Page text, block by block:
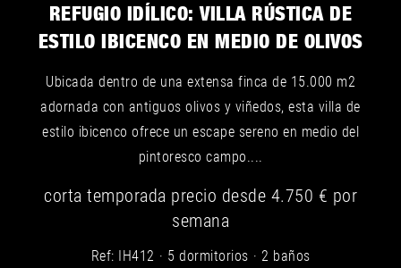
REFUGIO IDÍLICO: VILLA RÚSTICA DE
ESTILO IBICENCO EN MEDIO DE OLIVOS
Ubicada dentro de una extensa finca de 15.000 m2
adornada con antiguos olivos y viñedos, esta villa de
estilo ibicenco ofrece un escape sereno en medio del
pintoresco campo....
corta temporada precio desde 4.750 € por
semana
Ref: IH412 5 dormitorios 2 baños